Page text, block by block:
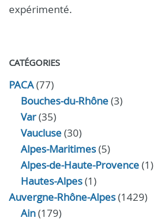
expérimenté.
CATÉGORIES
PACA(77)
Bouches-du-Rhône(3)
Var(35)
Vaucluse(30)
Alpes-Maritimes(5)
Alpes-de-Haute-Provence(1)
Hautes-Alpes(1)
Auvergne-Rhône-Alpes(1429)
Ain(179)